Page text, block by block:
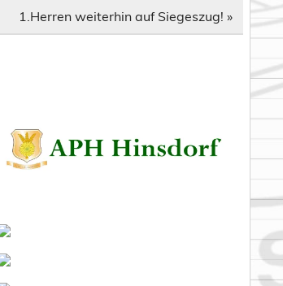
1.Herren weiterhin auf Siegeszug! »